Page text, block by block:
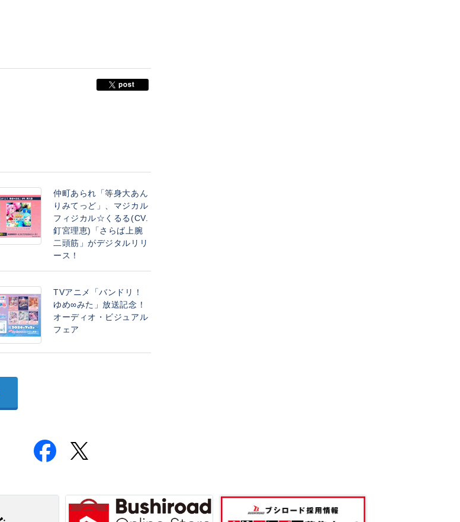
仲町あられ「等身大あん
りみてっど」、マジカル
フィジカル☆くるる(CV.
釘宮理恵)「さらば上腕
二頭筋」がデジタルリリ
ース！
TVアニメ「バンドリ！
ゆめ∞みた」放送記念！
オーディオ・ビジュアル
フェア